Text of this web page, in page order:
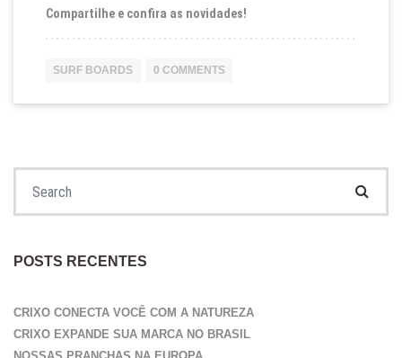
Compartilhe e confira as novidades!
SURF BOARDS 0 COMMENTS
POSTS RECENTES
CRIXO CONECTA VOCÊ COM A NATUREZA
CRIXO EXPANDE SUA MARCA NO BRASIL